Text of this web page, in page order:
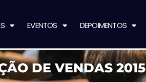
EVENTOS DEPOIMENTOS
DE VENDAS 2015